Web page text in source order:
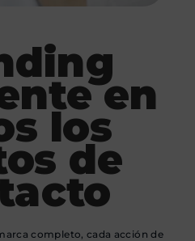
en
los
de
completo, cada acción de